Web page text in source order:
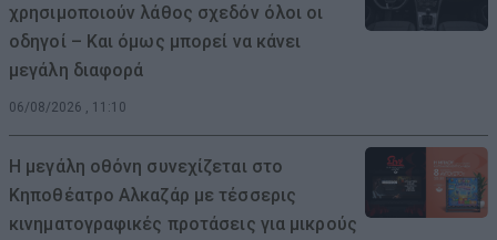
χρησιμοποιούν λάθος σχεδόν όλοι οι
οδηγοί – Και όμως μπορεί να κάνει
μεγάλη διαφορά
06/08/2026 , 11:10
Η μεγάλη οθόνη συνεχίζεται στο
Κηποθέατρο Αλκαζάρ με τέσσερις
κινηματογραφικές προτάσεις για μικρούς